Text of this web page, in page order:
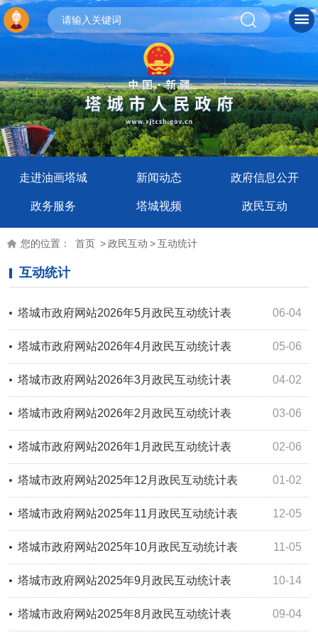
走进油画塔城 新闻动态 政府信息公开
政务服务 塔城视频 政民互动
您的位置： 首页 >政民互动 >互动统计
互动统计
06-04
塔城市政府网站2026年5月政民互动统计表
05-06
塔城市政府网站2026年4月政民互动统计表
04-02
塔城市政府网站2026年3月政民互动统计表
03-06
塔城市政府网站2026年2月政民互动统计表
02-06
塔城市政府网站2026年1月政民互动统计表
01-02
塔城市政府网站2025年12月政民互动统计表
12-05
塔城市政府网站2025年11月政民互动统计表
11-05
塔城市政府网站2025年10月政民互动统计表
10-14
塔城市政府网站2025年9月政民互动统计表
09-04
塔城市政府网站2025年8月政民互动统计表